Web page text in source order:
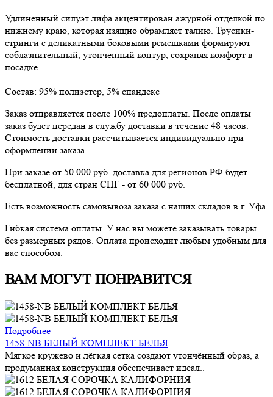
Удлинённый силуэт лифа акцентирован ажурной отделкой по
нижнему краю, которая изящно обрамляет талию. Трусики-
стринги с деликатными боковыми ремешками формируют
соблазнительный, утончённый контур, сохраняя комфорт в
посадке.
Состав: 95% полиэстер, 5% спандекс
Заказ отправляется после 100% предоплаты. После оплаты
заказ будет передан в службу доставки в течение 48 часов.
Стоимость доставки рассчитывается индивидуально при
оформлении заказа.
При заказе от 50 000 руб. доставка для регионов РФ будет
бесплатной, для стран СНГ - от 60 000 руб.
Есть возможность самовывоза заказа с наших складов в г. Уфа.
Гибкая система оплаты. У нас вы можете заказывать товары
без размерных рядов. Оплата происходит любым удобным для
вас способом.
ВАМ МОГУТ ПОНРАВИТСЯ
Подробнее
1458-NB БЕЛЫЙ КОМПЛЕКТ БЕЛЬЯ
Мягкое кружево и лёгкая сетка создают утончённый образ, а
продуманная конструкция обеспечивает идеал..